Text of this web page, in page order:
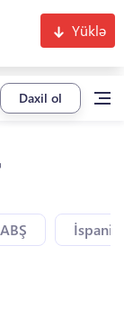
Yüklə
Daxil ol
ABŞ